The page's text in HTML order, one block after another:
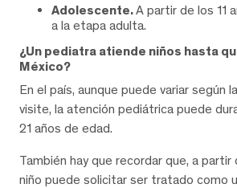
Adolescente.A partir de los 11
a la etapa adulta.
¿Un pediatra atiende niños hasta
México?
En el país, aunque puede variar según
visite, la atención pediátrica puede
21 años de edad.
También hay que recordar que, a partir
niño puede solicitar ser tratado como